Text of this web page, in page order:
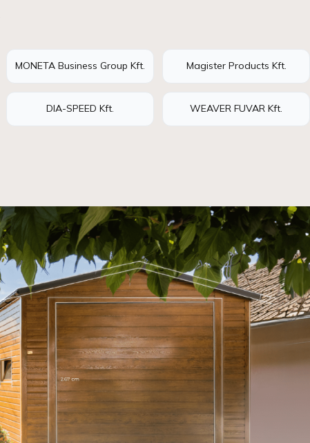
MONETA Business Group Kft. Magister Products Kft.
DIA-SPEED Kft. WEAVER FUVAR Kft.